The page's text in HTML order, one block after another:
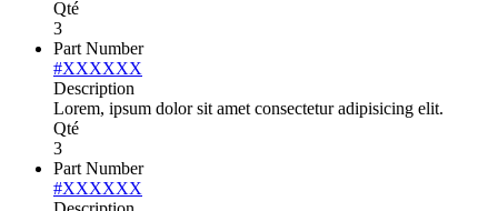
Qté
3
Part Number
#XXXXXX
Description
Lorem, ipsum dolor sit amet consectetur adipisicing elit.
Qté
3
Part Number
#XXXXXX